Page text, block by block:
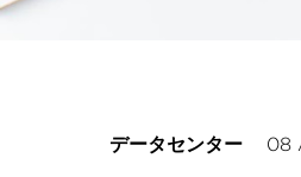
データセンター 08